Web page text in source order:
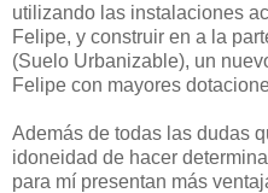
utilizando las instalaciones
Felipe, y construir en a la
(Suelo Urbanizable), un
Felipe con mayores
Además de todas las dudas
idoneidad de hacer
para mí presentan más